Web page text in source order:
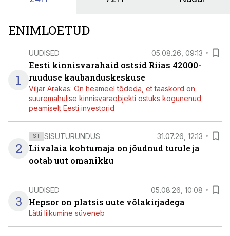
ENIMLOETUD
1
UUDISED 05.08.26, 09:13
Eesti kinnisvarahaid ostsid Riias 42000-
ruuduse kaubanduskeskuse
Viljar Arakas: On heameel tõdeda, et taaskord on
suuremahulise kinnisvaraobjekti ostuks kogunenud
peamiselt Eesti investorid
2
ST SISUTURUNDUS 31.07.26, 12:13
Liivalaia kohtumaja on jõudnud turule ja
ootab uut omanikku
3
UUDISED 05.08.26, 10:08
Hepsor on platsis uute võlakirjadega
Lätti liikumine süveneb